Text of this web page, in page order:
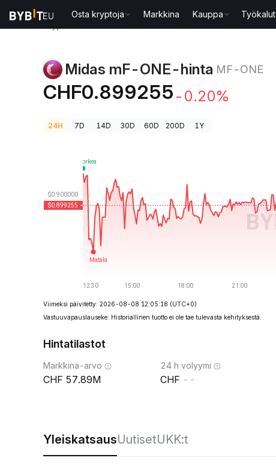
Osta kryptoja Markkina Kauppa Työkalut
Midas mF-ONE-hinta MF-ONE
CHF0.899255 -0.20%
24H 7D 14D 30D 60D 200D 1Y
Viimeksi päivitetty: 2026-08-08 12:05:18 (UTC+0)
Vastuuvapauslauseke: Historiallinen tuotto ei ole tae tulevasta kehityksestä.
Hintatilastot
Markkina-arvo
57.89M
24 h volyymi
--
YleiskatsausUutisetUKK:t